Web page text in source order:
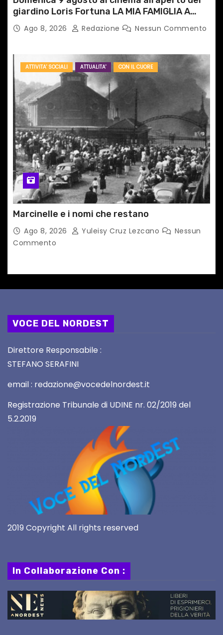
giardino Loris Fortuna LA MIA FAMIGLIA A
TAIPEIAgo 8, 2026 Redazione Nessun Commento
ATTIVITA' SOCIALI ATTUALITA' CON IL CUORE
Marcinelle e i nomi che restano
Ago 8, 2026 Yuleisy Cruz Lezcano
Nessun
Commento
VOCE DEL NORDEST
Direttore Responsabile :
STEFANO SERAFINI
email : redazione@vocedelnordest.it
Registrazione Tribunale di UDINE nr. 02/2019 del
5.2.2019
2019 Copyright All rights reserved
In Collaborazione Con :